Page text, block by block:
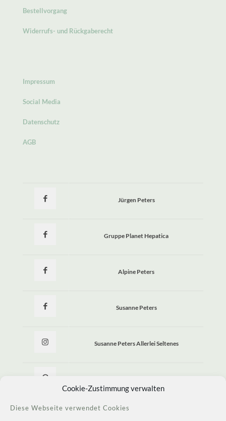
Cookie-Zustimmung verwalten
Diese Webseite verwendet Cookies
Bestellvorgang
Widerrufs- und Rückgaberecht
Impressum
Social Media
Datenschutz
AGB
Jürgen Peters
Gruppe Planet Hepatica
Alpine Peters
Susanne Peters
Susanne Peters Allerlei Seltenes